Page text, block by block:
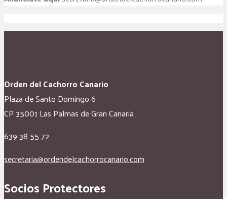
Orden del Cachorro Canario
Plaza de Santo Domingo 6
CP 35001 Las Palmas de Gran Canaria
639 38 55 72
secretaria@ordendelcachorrocanario.com
Socios Protectores